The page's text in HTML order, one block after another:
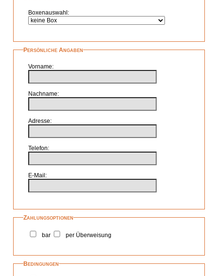
Boxenauswahl
Persönliche Angaben
Vorname
Nachname
Adresse
Telefon
E-Mail
Zahlungsoptionen
bar per Überweisung
Bedingungen